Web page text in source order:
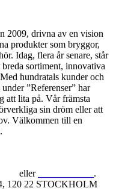
2009, drivna av en vision
produkter som bryggor,
Idag, flera år senare, står
sortiment, innovativa
hundratals kunder och
”Referenser” har
att lita på. Vår främsta
sin dröm eller att
Välkommen till en
eller
.
120 22 STOCKHOLM